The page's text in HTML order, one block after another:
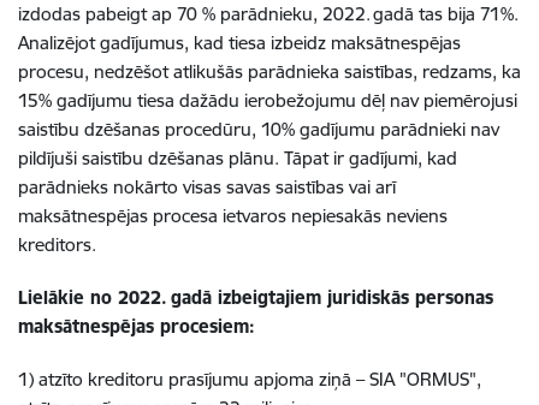
izdodas pabeigt ap 70 % parādnieku, 2022. gadā tas bija 71%.
Analizējot gadījumus, kad tiesa izbeidz maksātnespējas
procesu, nedzēšot atlikušās parādnieka saistības, redzams, ka
15% gadījumu tiesa dažādu ierobežojumu dēļ nav piemērojusi
saistību dzēšanas procedūru, 10% gadījumu parādnieki nav
pildījuši saistību dzēšanas plānu. Tāpat ir gadījumi, kad
parādnieks nokārto visas savas saistības vai arī
maksātnespējas procesa ietvaros nepiesakās neviens
kreditors.
Lielākie no 2022. gadā izbeigtajiem juridiskās personas
maksātnespējas procesiem:
1) atzīto kreditoru prasījumu apjoma ziņā – SIA "ORMUS",